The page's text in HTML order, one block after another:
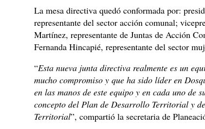
La mesa directiva quedó conformada por:
representante del sector acción comunal;
Martínez, representante de Juntas de Acción
Fernanda Hincapié, representante del sector
“Esta nueva junta directiva realmente es un
mucho compromiso y que ha sido líder en
en las manos de este equipo y en cada uno de
concepto del Plan de Desarrollo Territorial y
Territorial”, compartió la secretaria de